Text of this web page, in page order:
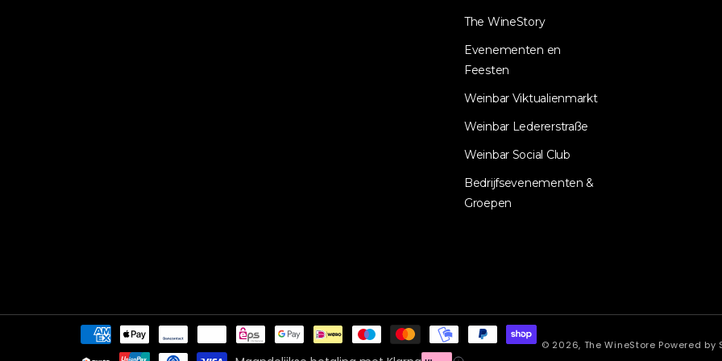
The WineStory
Evenementen en
Feesten
Weinbar Viktualienmarkt
Weinbar Ledererstraße
Weinbar Social Club
Bedrijfsevenementen &
Groepen
Betaalmethoden
© 2026, The WineStore Powered by